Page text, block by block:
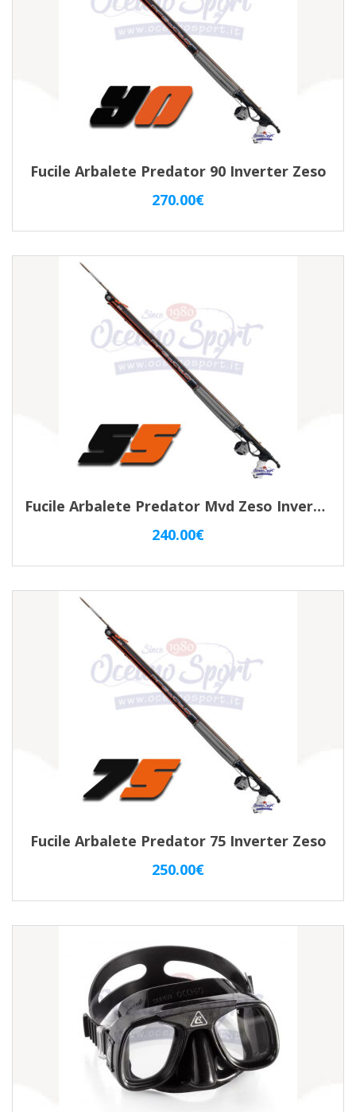
Fucile Arbalete Predator 90 Inverter Zeso
270.00€
Fucile Arbalete Predator Mvd Zeso Inverter 55
240.00€
Fucile Arbalete Predator 75 Inverter Zeso
250.00€